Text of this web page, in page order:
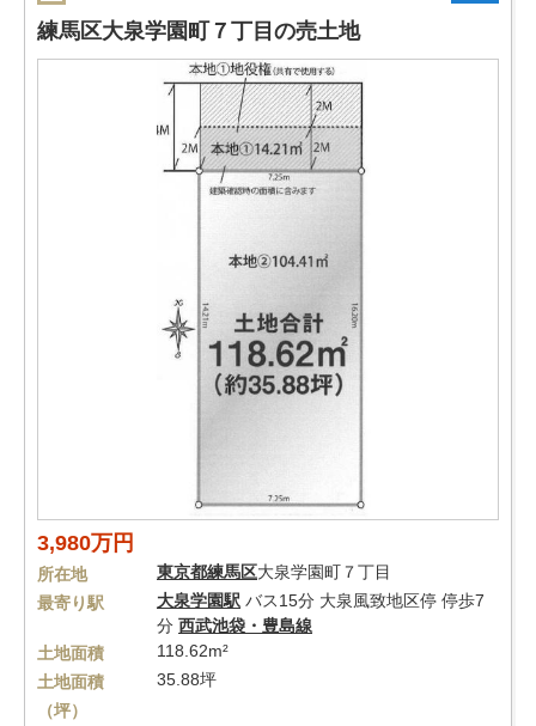
練馬区大泉学園町７丁目の売土地
3,980万円
所在地 東京都練馬区大泉学園町７丁目
最寄り駅
大泉学園駅 バス15分 大泉風致地区停 停歩7
分 西武池袋・豊島線
土地面積
118.62m²
土地面積
（坪）
35.88坪